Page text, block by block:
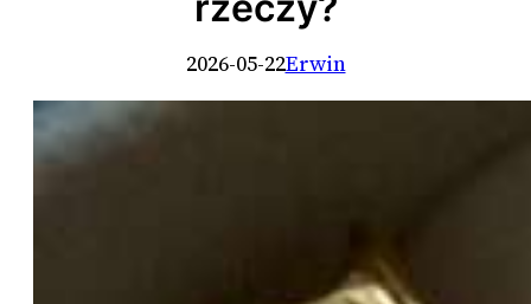
2026-05-22Erwin